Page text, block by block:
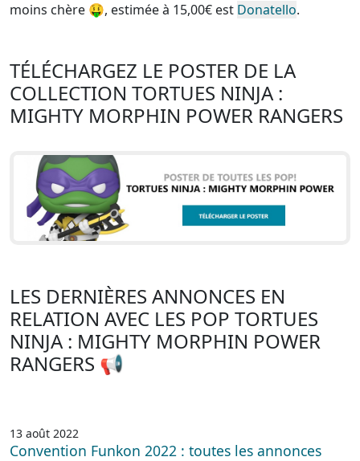
moins chère 🤑, estimée à 15,00€ est Donatello.
TÉLÉCHARGEZ LE POSTER DE LA
COLLECTION TORTUES NINJA :
MIGHTY MORPHIN POWER RANGERS
LES DERNIÈRES ANNONCES EN
RELATION AVEC LES POP TORTUES
NINJA : MIGHTY MORPHIN POWER
RANGERS 📢
13 août 2022
Convention Funkon 2022 : toutes les annonces